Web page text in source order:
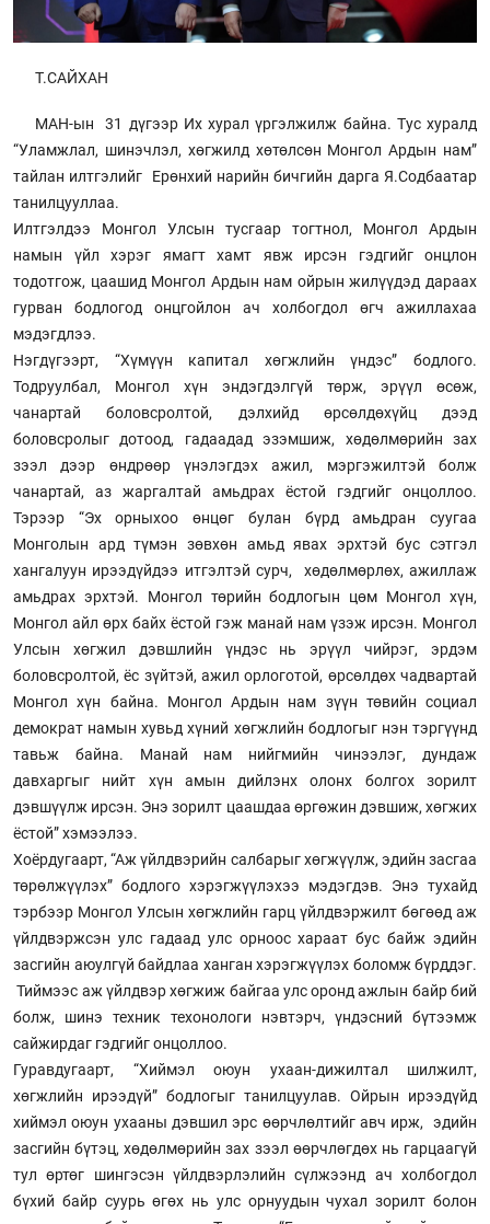
Т.САЙХАН
МАН-ын 31 дүгээр Их хурал үргэлжилж байна. Тус хуралд
“Уламжлал, шинэчлэл, хөгжилд хөтөлсөн Монгол Ардын нам”
тайлан илтгэлийг Ерөнхий нарийн бичгийн дарга Я.Содбаатар
танилцууллаа.
Илтгэлдээ Монгол Улсын тусгаар тогтнол, Монгол Ардын
намын үйл хэрэг ямагт хамт явж ирсэн гэдгийг онцлон
тодотгож, цаашид Монгол Ардын нам ойрын жилүүдэд дараах
гурван бодлогод онцгойлон ач холбогдол өгч ажиллахаа
мэдэгдлээ.
Нэгдүгээрт, “Хүмүүн капитал хөгжлийн үндэс” бодлого.
Тодруулбал, Монгол хүн эндэгдэлгүй төрж, эрүүл өсөж,
чанартай боловсролтой, дэлхийд өрсөлдөхүйц дээд
боловсролыг дотоод, гадаадад эзэмшиж, хөдөлмөрийн зах
зээл дээр өндрөөр үнэлэгдэх ажил, мэргэжилтэй болж
чанартай, аз жаргалтай амьдрах ёстой гэдгийг онцоллоо.
Тэрээр “Эх орныхоо өнцөг булан бүрд амьдран суугаа
Монголын ард түмэн зөвхөн амьд явах эрхтэй бус сэтгэл
хангалуун ирээдүйдээ итгэлтэй сурч, хөдөлмөрлөх, ажиллаж
амьдрах эрхтэй. Монгол төрийн бодлогын цөм Монгол хүн,
Монгол айл өрх байх ёстой гэж манай нам үзэж ирсэн. Монгол
Улсын хөгжил дэвшлийн үндэс нь эрүүл чийрэг, эрдэм
боловсролтой, ёс зүйтэй, ажил орлоготой, өрсөлдөх чадвартай
Монгол хүн байна. Монгол Ардын нам зүүн төвийн социал
демократ намын хувьд хүний хөгжлийн бодлогыг нэн тэргүүнд
тавьж байна. Манай нам нийгмийн чинээлэг, дундаж
давхаргыг нийт хүн амын дийлэнх олонх болгох зорилт
дэвшүүлж ирсэн. Энэ зорилт цаашдаа өргөжин дэвшиж, хөгжих
ёстой” хэмээлээ.
Хоёрдугаарт, “Аж үйлдвэрийн салбарыг хөгжүүлж, эдийн засгаа
төрөлжүүлэх” бодлого хэрэгжүүлэхээ мэдэгдэв. Энэ тухайд
тэрбээр Монгол Улсын хөгжлийн гарц үйлдвэржилт бөгөөд аж
үйлдвэржсэн улс гадаад улс орноос хараат бус байж эдийн
засгийн аюулгүй байдлаа ханган хэрэгжүүлэх боломж бүрддэг.
Тиймээс аж үйлдвэр хөгжиж байгаа улс оронд ажлын байр бий
болж, шинэ техник техонологи нэвтэрч, үндэсний бүтээмж
сайжирдаг гэдгийг онцоллоо.
Гуравдугаарт, “Хиймэл оюун ухаан-дижилтал шилжилт,
хөгжлийн ирээдүй” бодлогыг танилцуулав. Ойрын ирээдүйд
хиймэл оюун ухааны дэвшил эрс өөрчлөлтийг авч ирж, эдийн
засгийн бүтэц, хөдөлмөрийн зах зээл өөрчлөгдөх нь гарцаагүй
тул өртөг шингэсэн үйлдвэрлэлийн сүлжээнд ач холбогдол
бүхий байр суурь өгөх нь улс орнуудын чухал зорилт болон